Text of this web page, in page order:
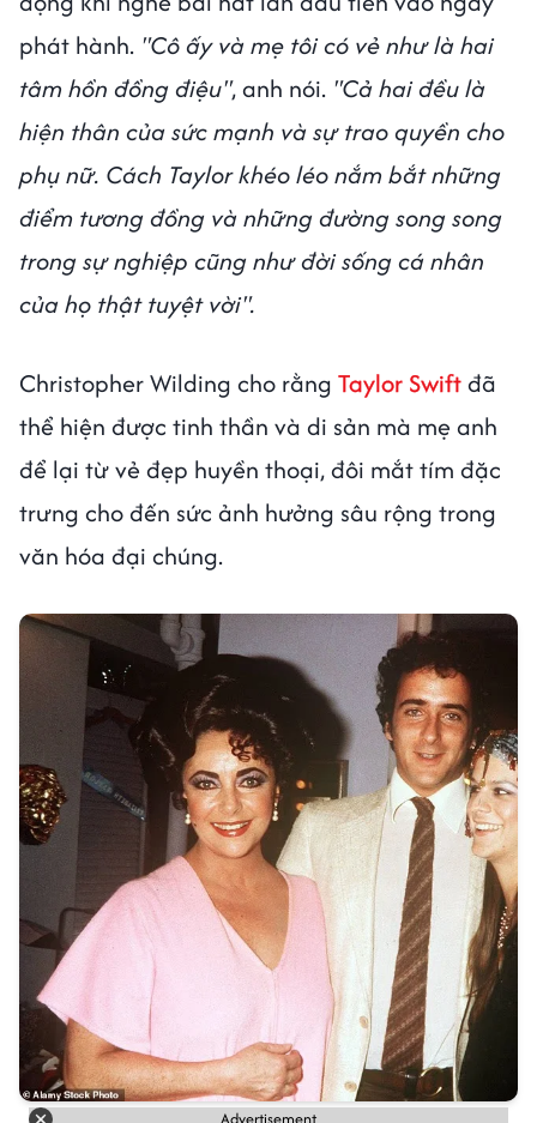
phát hành. "Cô ấy và mẹ tôi có vẻ như là hai
tâm hồn đồng điệu", anh nói. "Cả hai đều là
hiện thân của sức mạnh và sự trao quyền cho
phụ nữ. Cách Taylor khéo léo nắm bắt những
điểm tương đồng và những đường song song
trong sự nghiệp cũng như đời sống cá nhân
của họ thật tuyệt vời".
Christopher Wilding cho rằng Taylor Swiftđã
thể hiện được tinh thần và di sản mà mẹ anh
để lại từ vẻ đẹp huyền thoại, đôi mắt tím đặc
trưng cho đến sức ảnh hưởng sâu rộng trong
văn hóa đại chúng.